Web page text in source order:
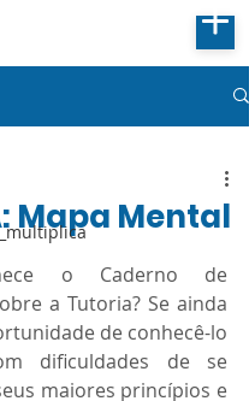
Mapa Mental
NaN de 5 estrelas.
o Caderno de
a Tutoria? Se ainda
de conhecê-lo
dificuldades de se
maiores princípios e